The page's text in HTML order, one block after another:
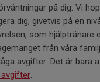
på dig. Vi
dig, givetvis på en
som hjälptränare
från våra
avgifter. Det är bara
.